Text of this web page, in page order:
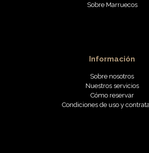
Sobre Marruecos
Información
Sobre nosotros
Nuestros servicios
Cómo reservar
Condiciones de uso y